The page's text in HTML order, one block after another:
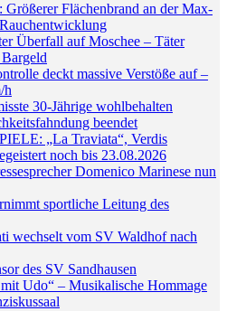
Größerer Flächenbrand an der Max-
Überfall auf Moschee – Täter
deckt massive Verstöße auf –
h
30-Jährige wohlbehalten
beendet
„La Traviata“, Verdis
noch bis 23.08.2026
Domenico Marinese nun
sportliche Leitung des
wechselt vom SV Waldhof nach
des SV Sandhausen
Udo“ – Musikalische Hommage